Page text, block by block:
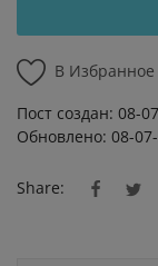
В Избранное
Пост создан: 08-
Обновлено: 08-
Share: